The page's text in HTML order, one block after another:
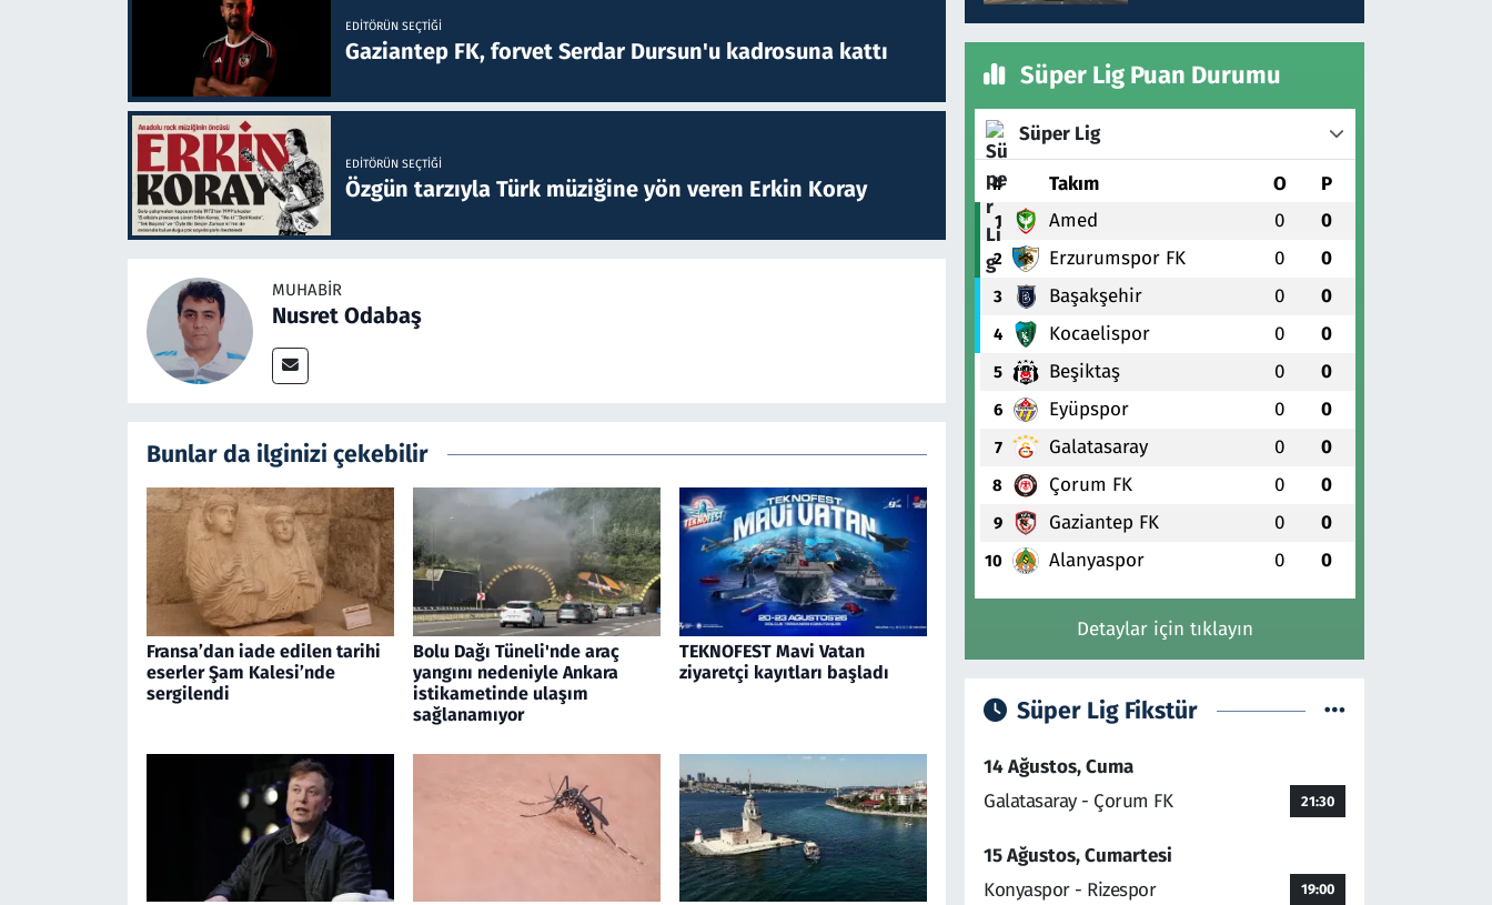
EDITÖRÜN SEÇTIĞI
Gaziantep FK, forvet Serdar Dursun'u kadrosuna kattı
EDITÖRÜN SEÇTIĞI
Özgün tarzıyla Türk müziğine yön veren Erkin Koray
MUHABIR
Nusret Odabaş
Bunlar da ilginizi çekebilir
Fransa’dan iade edilen tarihi
eserler Şam Kalesi’nde
sergilendi
Bolu Dağı Tüneli'nde araç
yangını nedeniyle Ankara
istikametinde ulaşım
sağlanamıyor
TEKNOFEST Mavi Vatan
ziyaretçi kayıtları başladı
Süper Lig Puan Durumu
Süper Lig
# Takım O P
1 Amed 0 0
2 Erzurumspor FK 0 0
3 Başakşehir 0 0
4 Kocaelispor 0 0
5 Beşiktaş 0 0
6 Eyüpspor 0 0
7 Galatasaray 0 0
8 Çorum FK 0 0
9 Gaziantep FK 0 0
10 Alanyaspor 0 0
Detaylar için tıklayın
Süper Lig Fikstür
14 Ağustos, Cuma
Galatasaray - Çorum FK
21:30
15 Ağustos, Cumartesi
Konyaspor - Rizespor
19:00